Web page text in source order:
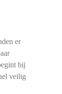
er
bij
veilig